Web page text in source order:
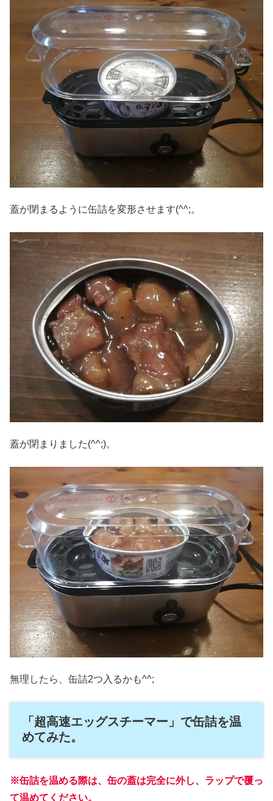
蓋が閉まるように缶詰を変形させます(^^;。
蓋が閉まりました(^^;)。
無理したら、缶詰2つ入るかも^^;
「超高速エッグスチーマー」で缶詰を温
めてみた。
※缶詰を温める際は、缶の蓋は完全に外し、ラップで覆っ
て温めてください。